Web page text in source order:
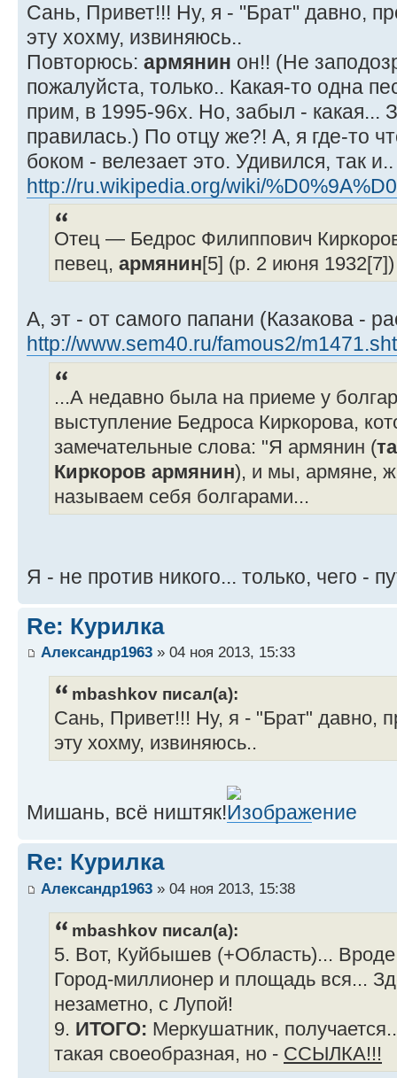
Сань, Привет!!! Ну, я - "Брат" давно,
эту хохму, извиняюсь..
Повторюсь: армянин он!! (Не
пожалуйста, только.. Какая-то одна
прим, в 1995-96х. Но, забыл - какая...
правилась.) По отцу же?! А, я где-то
боком - велезает это. Удивился, так
http://ru.wikipedia.org/wiki/
Отец — Бедрос Филиппович
певец, армянин[5] (р. 2 июня 1932[7])
А, эт - от самого папани (Казакова -
http://www.sem40.ru/famous2/
...А недавно была на приеме у
выступление Бедроса Киркорова,
замечательные слова: "Я армянин (
Киркоров армянин), и мы, армяне,
называем себя болгарами...
Я - не против никого... только, чего -
Re: Курилка
Александр1963 » 04 ноя 2013, 15:33
mbashkov писал(а):
Сань, Привет!!! Ну, я - "Брат" давно,
эту хохму, извиняюсь..
Мишань, всё ништяк!
Re: Курилка
Александр1963 » 04 ноя 2013, 15:38
mbashkov писал(а):
5. Вот, Куйбышев (+Область)...
Город-миллионер и площадь вся...
незаметно, с Лупой!
9. ИТОГО: Меркушатник,
такая своеобразная, но - ССЫЛКА!!!